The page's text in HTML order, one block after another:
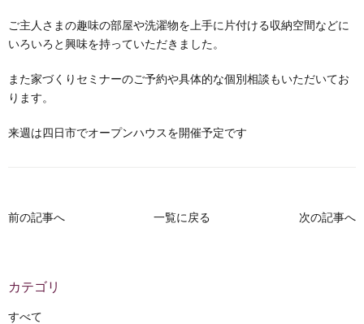
ご主人さまの趣味の部屋や洗濯物を上手に片付ける収納空間などに
いろいろと興味を持っていただきました。
また家づくりセミナーのご予約や具体的な個別相談もいただいてお
ります。
来週は四日市でオープンハウスを開催予定です
前の記事へ 一覧に戻る 次の記事へ
カテゴリ
すべて